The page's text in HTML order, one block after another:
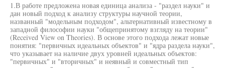
1.В работе предложена новая единица анализа - "раздел науки" и
дан новый подход к анализу структуры научной теории,
названный "модельным подходом", альтернативный известному в
западной философии науки "общепринятому взгляду на теории"
(Received View on Theories). В основе этого подхода лежат новые
понятия: "первичных идеальных объектов" и "ядра раздела науки",
что указывает на наличие двух уровней идеальных объектов:
"первичных" и "вторичных" и неявный и совместный тип